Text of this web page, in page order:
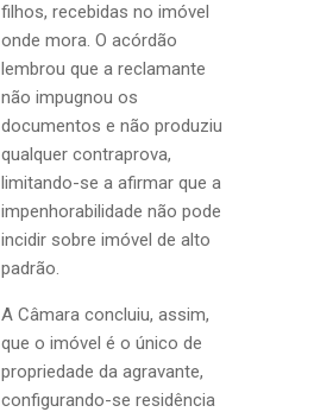
filhos, recebidas no imóvel
onde mora. O acórdão
lembrou que a reclamante
não impugnou os
documentos e não produziu
qualquer contraprova,
limitando-se a afirmar que a
impenhorabilidade não pode
incidir sobre imóvel de alto
padrão.
A Câmara concluiu, assim,
que o imóvel é o único de
propriedade da agravante,
configurando-se residência